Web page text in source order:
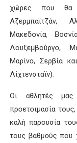
χώρες που θα
Αζερμπαϊτζάν,
Μακεδονία,
Λουξεμβούργο,
Μαρίνο, Σερβία
Λίχτενσταϊν).
Οι αθλητές
προετοιμασία
καλή παρουσία
τους βαθμούς που